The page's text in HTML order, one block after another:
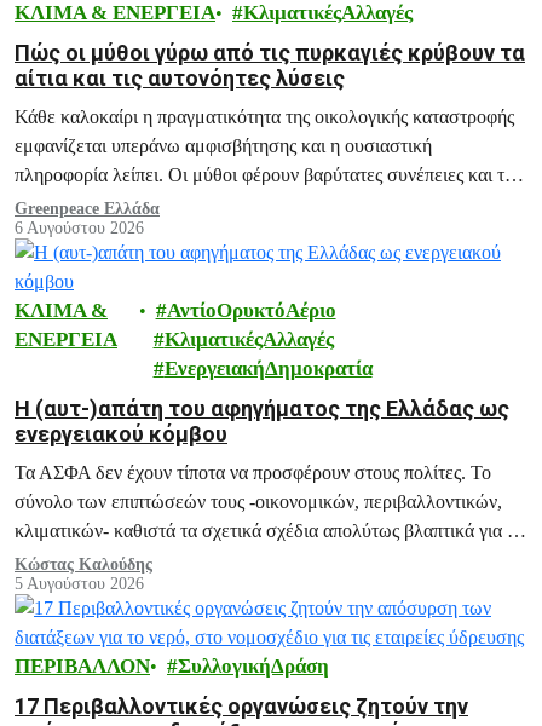
ΚΛΙΜΑ & ΕΝΕΡΓΕΙΑ ΚλιματικέςΑλλαγές
Πώς οι μύθοι γύρω από τις πυρκαγιές κρύβουν τα
αίτια και τις αυτονόητες λύσεις
Κάθε καλοκαίρι η πραγματικότητα της οικολογικής καταστροφής
εμφανίζεται υπεράνω αμφισβήτησης και η ουσιαστική
πληροφορία λείπει. Οι μύθοι φέρουν βαρύτατες συνέπειες και το
ξεδιάλυμά τους αποτελεί ευθύνη μας.
Greenpeace Ελλάδα
6 Αυγούστου 2026
ΚΛΙΜΑ &
ΕΝΕΡΓΕΙΑ
ΑντίοΟρυκτόΑέριο
ΚλιματικέςΑλλαγές
ΕνεργειακήΔημοκρατία
H (αυτ-)απάτη του αφηγήματος της Ελλάδας ως
ενεργειακού κόμβου
Τα ΑΣΦΑ δεν έχουν τίποτα να προσφέρουν στους πολίτες. Το
σύνολο των επιπτώσεών τους -οικονομικών, περιβαλλοντικών,
κλιματικών- καθιστά τα σχετικά σχέδια απολύτως βλαπτικά για το
μέλλον της Ελλάδας.
Κώστας Καλούδης
5 Αυγούστου 2026
ΠΕΡΙΒΑΛΛΟΝ ΣυλλογικήΔράση
17 Περιβαλλοντικές οργανώσεις ζητούν την